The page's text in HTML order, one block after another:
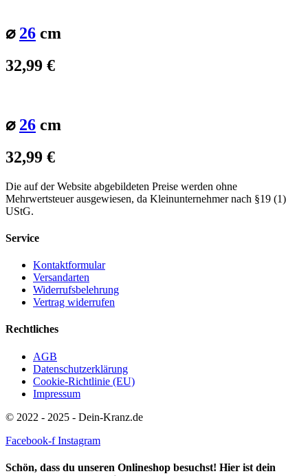
⌀ 26 cm
32,99 €
⌀ 26 cm
32,99 €
Die auf der Website abgebildeten Preise werden ohne
Mehrwertsteuer ausgewiesen, da Kleinunternehmer nach §19 (1)
UStG.
Service
Kontaktformular
Versandarten
Widerrufsbelehrung
Vertrag widerrufen
Rechtliches
AGB
Datenschutzerklärung
Cookie-Richtlinie (EU)
Impressum
© 2022 - 2025 - Dein-Kranz.de
Facebook-f Instagram
Schön, dass du unseren Onlineshop besuchst! Hier ist dein